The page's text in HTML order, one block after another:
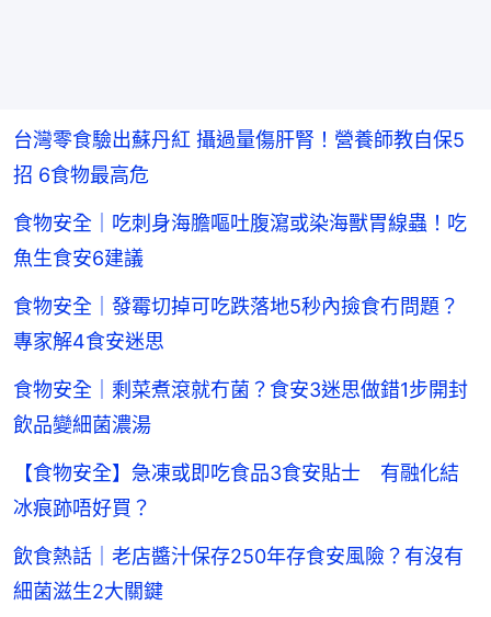
台灣零食驗出蘇丹紅 攝過量傷肝腎！營養師教自保5
招 6食物最高危
食物安全｜吃刺身海膽嘔吐腹瀉或染海獸胃線蟲！吃
魚生食安6建議
食物安全｜發霉切掉可吃跌落地5秒內撿食冇問題？
專家解4食安迷思
食物安全｜剩菜煮滾就冇菌？食安3迷思做錯1步開封
飲品變細菌濃湯
【食物安全】急凍或即吃食品3食安貼士 有融化結
冰痕跡唔好買？
飲食熱話｜老店醬汁保存250年存食安風險？有沒有
細菌滋生2大關鍵